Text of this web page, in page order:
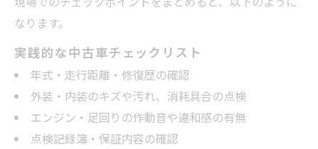
なります。
実践的な中古車チェックリスト
年式・走行距離・修復歴の確認
外装・内装のキズや汚れ、消耗具合の点検
エンジン・足回りの作動音や違和感の有無
点検記録簿・保証内容の確認